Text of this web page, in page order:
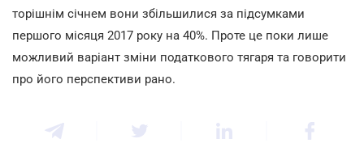
торішнім січнем вони збільшилися за підсумками
першого місяця 2017 року на 40%. Проте це поки лише
можливий варіант зміни податкового тягаря та говорити
про його перспективи рано.